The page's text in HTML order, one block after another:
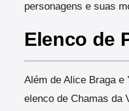
personagens e suas
Elenco de
Além de Alice Braga e
elenco de Chamas da